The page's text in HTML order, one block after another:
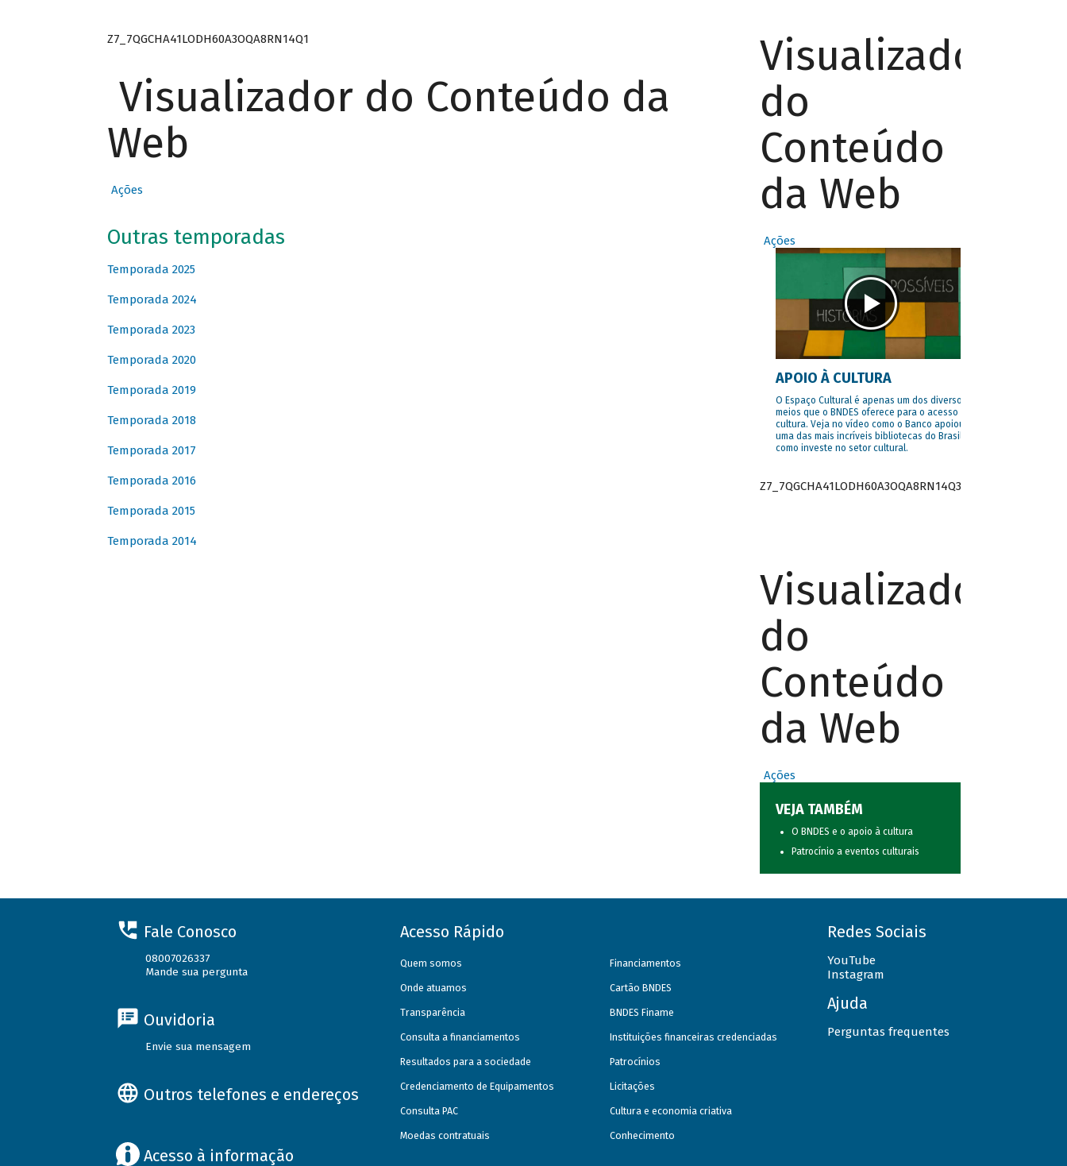
Z7_7QGCHA41LODH60A3OQA8RN14Q1
Visualizador do Conteúdo da
Web
Ações
Outras temporadas
Temporada 2025
Temporada 2024
Temporada 2023
Temporada 2020
Temporada 2019
Temporada 2018
Temporada 2017
Temporada 2016
Temporada 2015
Temporada 2014
Visualizador
do
Conteúdo
da Web
Ações
APOIO À CULTURA
O Espaço Cultural é apenas um dos diversos
meios que o BNDES oferece para o acesso à
cultura. Veja no vídeo como o Banco apoiou
uma das mais incríveis bibliotecas do Brasil e
como investe no setor cultural.
Z7_7QGCHA41LODH60A3OQA8RN14Q3
Visualizador
do
Conteúdo
da Web
Ações
VEJA TAMBÉM
O BNDES e o apoio à cultura
Patrocínio a eventos culturais
Fale Conosco
08007026337
Mande sua pergunta
Ouvidoria
Envie sua mensagem
Outros telefones e endereços
Acesso à informação
Acesso Rápido
Quem somos
Onde atuamos
Transparência
Consulta a financiamentos
Resultados para a sociedade
Credenciamento de Equipamentos
Consulta PAC
Moedas contratuais
Financiamentos
Cartão BNDES
BNDES Finame
Instituições financeiras credenciadas
Patrocínios
Licitações
Cultura e economia criativa
Conhecimento
Redes Sociais
YouTube
Instagram
Ajuda
Perguntas frequentes